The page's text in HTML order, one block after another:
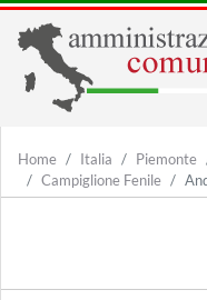
Home Italia Piemonte
Campiglione Fenile